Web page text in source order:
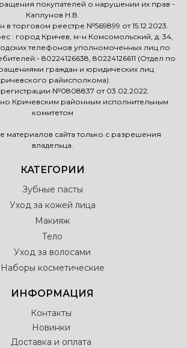
покупателей о нарушении их прав -
Каплунов Н.В.
в торговом реестре №569899 от 15.12.2023.
: город Кричев, м-н Комсомольский, д. 34,
телефонов уполномоченных лиц по
80224126638, 80224126611 (Отдел по
граждан и юридических лиц
райисполкома)
№0808837 от 03.02.2022.
Кричевским районным исполнительным
комитетом
материалов сайта только с разрешения
владельца.
КАТЕГОРИИ
Зубные пасты
Уход за кожей лица
Макияж
Тело
Уход за волосами
Наборы косметические
ИНФОРМАЦИЯ
Контакты
Новинки
Доставка и оплата